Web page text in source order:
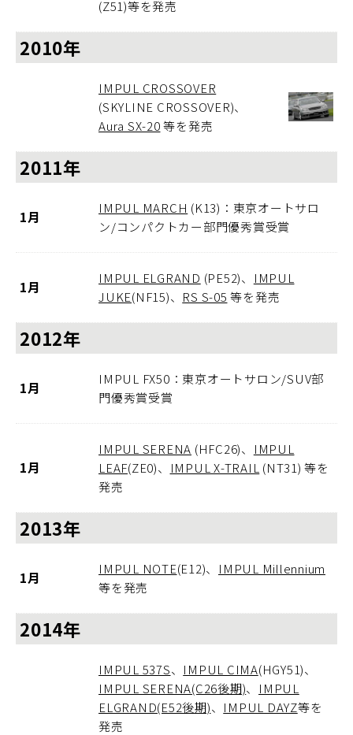
(Z51)等を発売
2010年
IMPUL CROSSOVER
(SKYLINE CROSSOVER)、
Aura SX-20等を発売
2011年
1月 IMPUL MARCH (K13)：東京オートサロ
ン/コンパクトカー部門優秀賞受賞
1月 IMPUL ELGRAND (PE52)、
IMPUL
JUKE(NF15)、 RS S-05 等を発売
2012年
1月
IMPUL FX50：東京オートサロン/SUV部
門優秀賞受賞
1月
IMPUL SERENA (HFC26)、
IMPUL
LEAF(ZE0)、 IMPUL X-TRAIL (NT31) 等を
発売
2013年
1月 IMPUL NOTE(E12)、 IMPUL Millennium
等を発売
2014年
IMPUL 537S、 IMPUL CIMA(HGY51)、
IMPUL SERENA(C26後期)、 IMPUL
ELGRAND(E52後期)、 IMPUL DAYZ等を
発売